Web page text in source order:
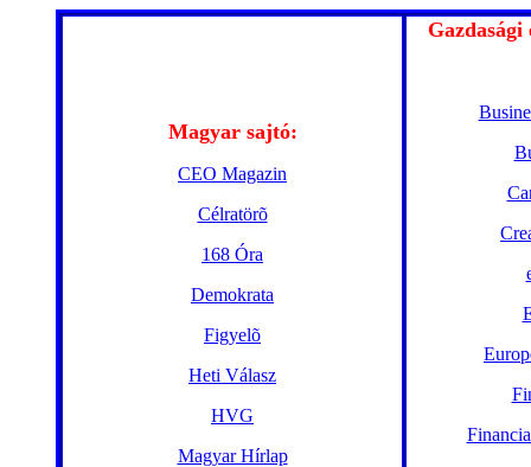
Magyar sajtó:
CEO Magazin
Célratörõ
168 Óra
Demokrata
Figyelõ
Heti Válasz
HVG
Magyar Hírlap
Gazdasági